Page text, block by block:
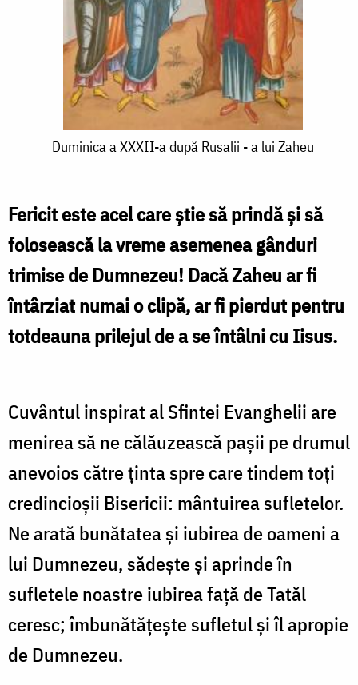
Duminica
XXXII-
a
după
Rusalii
-
a
lui
Duminica a XXXII-a după Rusalii - a lui Zaheu
Fericit este acel care ştie să prindă şi să
folosească la vreme asemenea gânduri
trimise de Dumnezeu! Dacă Zaheu ar fi
întârziat numai o clipă, ar fi pierdut pentru
totdeauna prilejul de a se întâlni cu Iisus.
Cuvântul inspirat al Sfintei Evanghelii are
menirea să ne călăuzească paşii pe drumul
anevoios către ţinta spre care tindem toţi
credincioşii Bisericii: mântuirea sufletelor.
Ne arată bunătatea şi iubirea de oameni a
lui Dumnezeu, sădeşte şi aprinde în
sufletele noastre iubirea faţă de Tatăl
ceresc; îmbunătăţeşte sufletul şi îl apropie
de Dumnezeu.